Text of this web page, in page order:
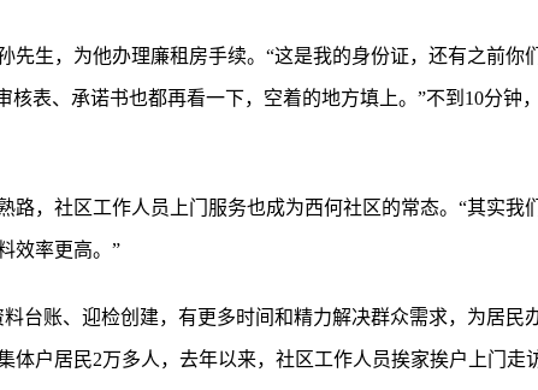
先生，为他办理廉租房手续。“这是我的身份证，还有之前你
表、承诺书也都再看一下，空着的地方填上。”不到10分钟
，社区工作人员上门服务也成为西何社区的常态。“其实我
效率更高。”
台账、迎检创建，有更多时间和精力解决群众需求，为居民
体户居民2万多人，去年以来，社区工作人员挨家挨户上门走